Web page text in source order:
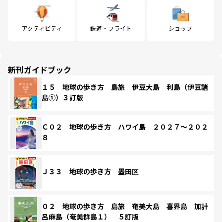
アクティビティ 鉄道・フライト ショップ
新刊ガイドブック
１５ 地球の歩き方 島旅 伊豆大島 利島（伊豆諸
島①）３訂版
Ｃ０２ 地球の歩き方 ハワイ島 ２０２７～２０２
８
Ｊ３３ 地球の歩き方 墨田区
０２ 地球の歩き方 島旅 奄美大島 喜界島 加計
呂麻島（奄美群島１） ５訂版